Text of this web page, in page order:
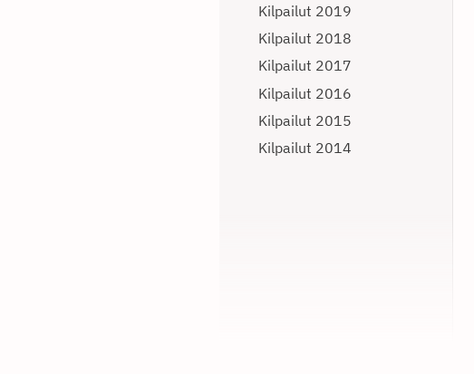
Kilpailut 2019
Kilpailut 2018
Kilpailut 2017
Kilpailut 2016
Kilpailut 2015
Kilpailut 2014